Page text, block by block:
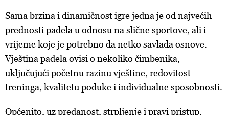
Sama brzina i dinamičnost igre jedna je od najvećih
prednosti padela u odnosu na slične sportove, ali i
vrijeme koje je potrebno da netko savlada osnove.
Vještina padela ovisi o nekoliko čimbenika,
uključujući početnu razinu vještine, redovitost
treninga, kvalitetu poduke i individualne sposobnosti.
Općenito, uz predanost, strpljenje i pravi pristup,